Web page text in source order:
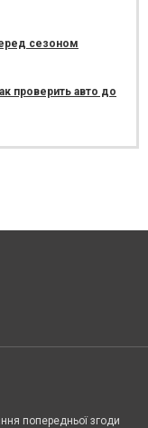
сезоном
проверить авто до
попередньої згоди